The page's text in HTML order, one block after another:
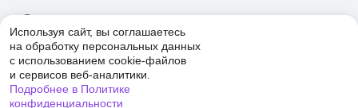
Используя сайт, вы соглашаетесь
на обработку персональных данных
с использованием cookie-файлов
и сервисов веб-аналитики.
Подробнее в Политике
конфиденциальности
Карта сайта
Деловая этика и комплаенс
Правовая информация